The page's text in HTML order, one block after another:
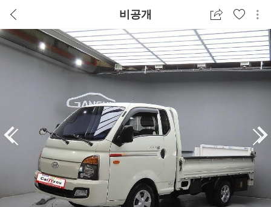
비공개